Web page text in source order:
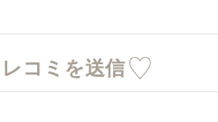
コミを送信